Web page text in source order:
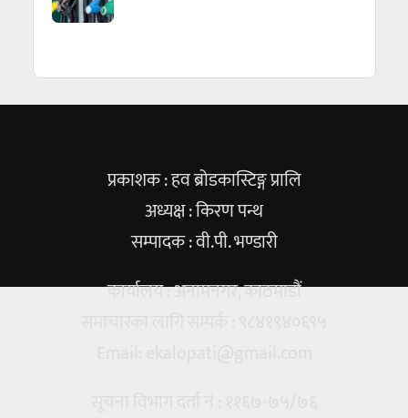
प्रकाशक : हव ब्रोडकास्टिङ्ग प्रालि
अध्यक्ष : किरण पन्थ
सम्पादक : वी.पी. भण्डारी
कार्यालय : अनामनगर, काठमाडौं